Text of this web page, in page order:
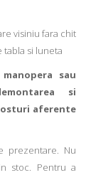
visiniu fara chit
si luneta
sau
si
aferente
prezentare. Nu
stoc. Pentru a